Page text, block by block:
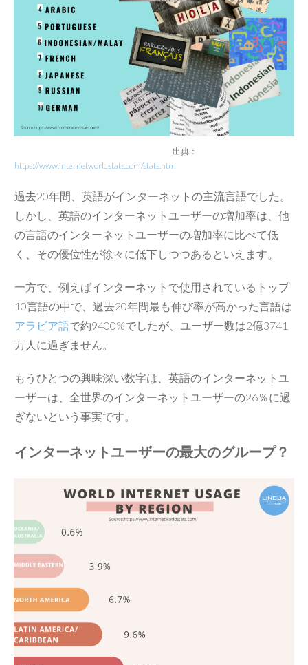
出典：
https://www.internetworldstats.com/stats.htm
過去20年間、英語がインターネットの主流言語でした。
しかし、英語のインターネットユーザーの増加率は、他
の言語のインターネットユーザーの増加率に比べて低
く、その優位性が徐々に低下しつつあるといえます。
一方で、例えばインターネットで使用されているトップ
10言語の中で、過去20年間最も伸び率が高かった言語は
アラビア語で約9400%でしたが、ユーザー数は2億3741
万人に過ぎません。
もうひとつの興味深い数字は、英語のインターネットユ
ーザーは、全世界のインターネットユーザーの26％に過
ぎないという事実です。
インターネットユーザーの最大のグループ？